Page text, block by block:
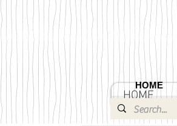
HOME
HOME